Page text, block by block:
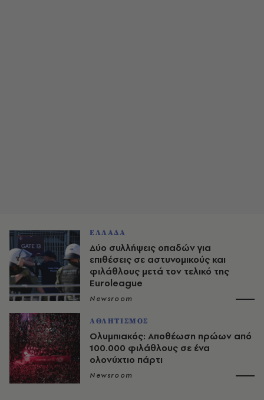
ΕΛΛΑΔΑ
Δύο συλλήψεις οπαδών για
επιθέσεις σε αστυνομικούς και
φιλάθλους μετά τον τελικό της
Euroleague
Newsroom
ΑΘΛΗΤΙΣΜΟΣ
Ολυμπιακός: Αποθέωση ηρώων από
100.000 φιλάθλους σε ένα
ολονύχτιο πάρτι
Newsroom